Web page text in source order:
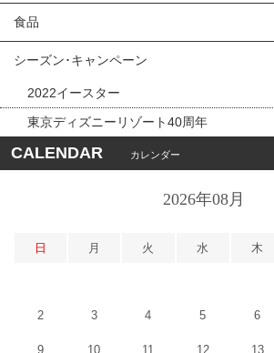
食品
シーズン･キャンペーン
2022イースター
東京ディズニーリゾート40周年
CALENDAR カレンダー
2026年08月
日 月 火 水 木
2 3 4 5 6
9 10 11 12 13